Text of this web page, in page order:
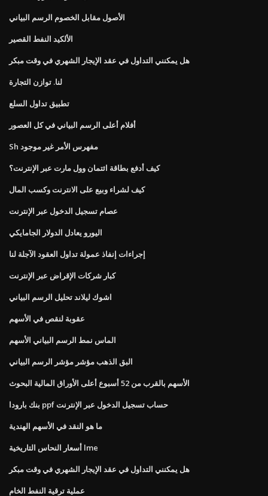
الأصول مقابل الخصوم الرسم البياني
الألكيد النفط القصير
هل يمكنني التداول في عقد الإيجار الشهري في وقت مبكر
لنا. توازن التجارة
تطبيق تداول السلع
أفلام أعلى الرسم البياني في كل العصور
Sh مفهرس الأمر غير موجود
كيف أدفع بطاقة ائتمان وول مارت عبر الإنترنت؟
كيف لشراء وبيع على الانترنت وكسب المال
عصام تسجيل الدخول عبر الإنترنت
اليورو يعادل الدولار الجامايكي
إجراءات إنفاذ عمولة تداول العقود الآجلة لنا
كبار شركات الإقراض عبر الإنترنت
اشوك ليلاند تحليل الرسم البياني
عقوبة لنقص في الأسهم
الماس نمط الرسم البياني الأسهم
البق الذهب مؤشر مؤشر الرسم البياني
الأسهم بالقرب من 52 أسبوع أعلى الأوراق المالية البحوث
بنك بارودا ppf حساب تسجيل الدخول عبر الإنترنت
ما هو النقد في الأسهم الهندية
أسعار النحاس التاريخية lme
هل يمكنني التداول في عقد الإيجار الشهري في وقت مبكر
عملية ترقية النفط الخام